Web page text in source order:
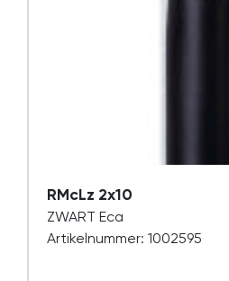
RMcLz 2x10
ZWART Eca
Artikelnummer: 1002595